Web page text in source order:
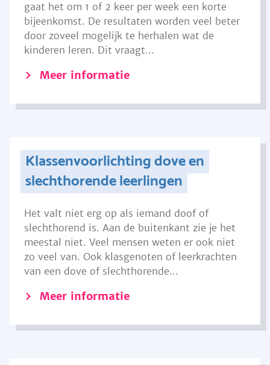
gaat het om 1 of 2 keer per week een korte
bijeenkomst. De resultaten worden veel beter
door zoveel mogelijk te herhalen wat de
kinderen leren. Dit vraagt...
Meer informatie
Klassenvoorlichting dove en
slechthorende leerlingen
Het valt niet erg op als iemand doof of
slechthorend is. Aan de buitenkant zie je het
meestal niet. Veel mensen weten er ook niet
zo veel van. Ook klasgenoten of leerkrachten
van een dove of slechthorende...
Meer informatie